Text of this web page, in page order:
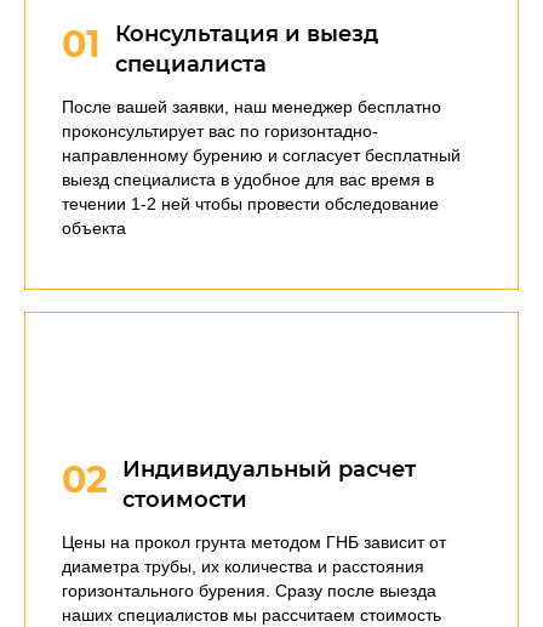
01
Консультация и выезд
специалиста
После вашей заявки, наш менеджер бесплатно
проконсультирует вас по горизонтадно-
направленному бурению и согласует бесплатный
выезд специалиста в удобное для вас время в
течении 1-2 ней чтобы провести обследование
объекта
02
Индивидуальный расчет
стоимости
Цены на прокол грунта методом ГНБ зависит от
диаметра трубы, их количества и расстояния
горизонтального бурения. Сразу после выезда
наших специалистов мы рассчитаем стоимость